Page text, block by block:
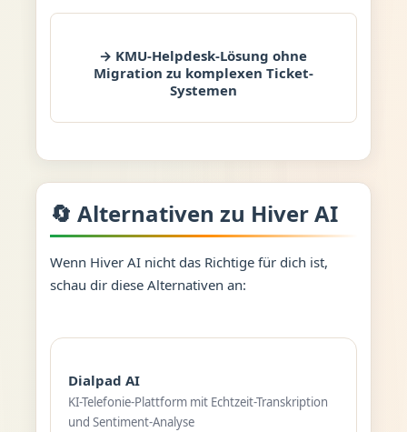
→ KMU-Helpdesk-Lösung ohne
Migration zu komplexen Ticket-
Systemen
🔄 Alternativen zu Hiver AI
Wenn Hiver AI nicht das Richtige für dich ist,
schau dir diese Alternativen an:
Dialpad AI
KI-Telefonie-Plattform mit Echtzeit-Transkription
und Sentiment-Analyse